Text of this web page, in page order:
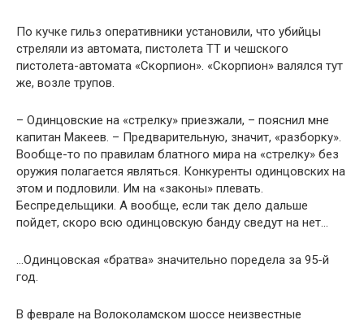
По кучке гильз оперативники установили, что убийцы
стреляли из автомата, пистолета ТТ и чешского
пистолета-автомата «Скорпион». «Скорпион» валялся тут
же, возле трупов.
– Одинцовские на «стрелку» приезжали, – пояснил мне
капитан Макеев. – Предварительную, значит, «разборку».
Вообще-то по правилам блатного мира на «стрелку» без
оружия полагается являться. Конкуренты одинцовских на
этом и подловили. Им на «законы» плевать.
Беспредельщики. А вообще, если так дело дальше
пойдет, скоро всю одинцовскую банду сведут на нет…
…Одинцовская «братва» значительно поредела за 95-й
год.
В феврале на Волоколамском шоссе неизвестные